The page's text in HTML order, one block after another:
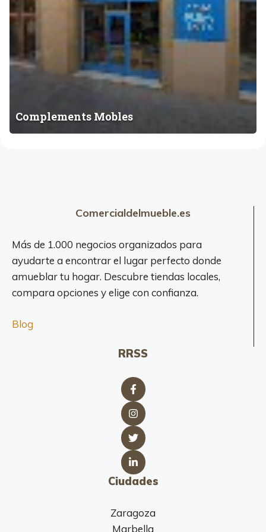
n
o
Complements Mobles
Comercialdelmueble.es
Más de 1.000 negocios organizados para
ayudarte a encontrar el lugar perfecto donde
amueblar tu hogar. Descubre tiendas locales,
compara opciones y elige con confianza.
Blog
RRSS
Ciudades
Zaragoza
Marbella